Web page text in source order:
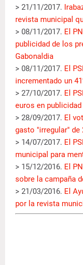
> 21/11/2017.
revista municipal
> 08/11/2017. El
publicidad de los
Gabonaldia
> 08/11/2017. El
incrementado un
> 27/10/2017. El
euros en
> 28/09/2017. El
gasto "irregular" de
> 14/07/2017. El
municipal para
> 15/12/2016. El
sobre la campaña
> 21/03/2016. El
por la revista